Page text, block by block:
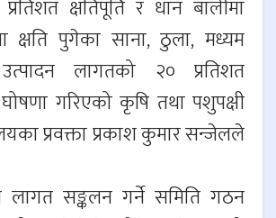
क्षतिपूर्ति र धान बालीमा
पुगेका साना, ठुला, मध्यम
लागतको २० प्रतिशत
घोषणा गरिएको कृषि तथा पशुपक्षी
प्रवक्ता प्रकाश कुमार सन्जेलले
लागत सङ्कलन गर्ने समिति गठन